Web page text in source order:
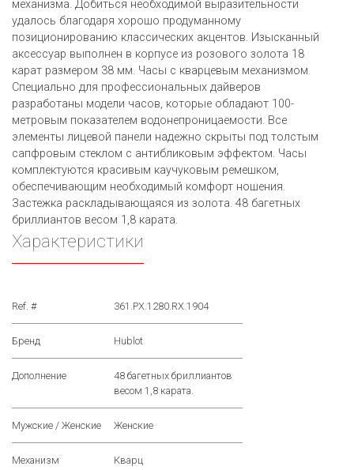
механизма. Добиться необходимой выразительности
удалось благодаря хорошо продуманному
позиционированию классических акцентов. Изысканный
аксессуар выполнен в корпусе из розового золота 18
карат размером 38 мм. Часы с кварцевым механизмом.
Специально для профессиональных дайверов
разработаны модели часов, которые обладают 100-
метровым показателем водонепроницаемости. Все
элементы лицевой панели надежно скрыты под толстым
сапфровым стеклом с антибликовым эффектом. Часы
комплектуются красивым каучуковым ремешком,
обеспечивающим необходимый комфорт ношения.
Застежка раскладывающаяся из золота. 48 багетных
бриллиантов весом 1,8 карата.
Характеристики
Ref. # 361.PX.1280.RX.1904
Бренд Hublot
Дополнение
48 багетных бриллиантов
весом 1,8 карата.
Мужские / Женские Женские
Механизм Кварц